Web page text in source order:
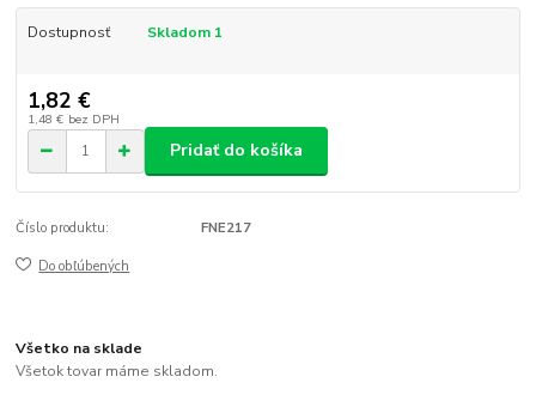
Dostupnosť Skladom 1
1,82 €
1,48 € bez DPH
Pridať do košíka
Číslo produktu: FNE217
Do obľúbených
Všetko na sklade
Všetok tovar máme skladom.